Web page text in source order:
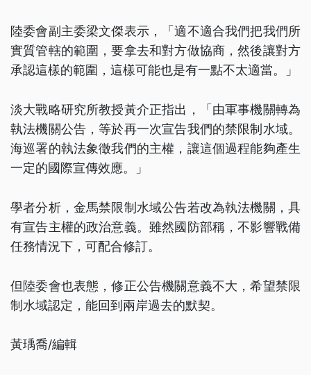
陸委會副主委梁文傑表示，「適不適合我們把我們所
實質管轄的範圍，要拿去和對方做協商，然後讓對方
承認這樣的範圍，這樣可能也是有一點不太適當。」
淡大戰略研究所教授黃介正指出，「由軍事機關轉為
執法機關公告，等於再一次宣告我們的禁限制水域。
海巡署的執法象徵我們的主權，讓這個過程能夠產生
一定的國際宣傳效應。」
學者分析，金馬禁限制水域公告若改為執法機關，具
有宣告主權的政治意義。雖然國防部稱，不影響戰備
任務情況下，可配合修訂。
但陸委會也表態，修正公告機關意義不大，希望禁限
制水域認定，能回到兩岸過去的默契。
黃瑀喬/編輯